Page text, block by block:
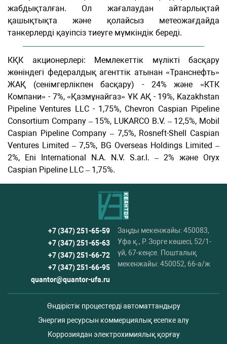
жабдықталған. Ол жағалаудан айтарлықтай
қашықтықта және қолайсыз метеожағдайда
танкерлерді қауіпсіз тиеуге мүмкіндік береді.
КҚК акционерлері: Мемлекеттік мүлікті басқару
жөніндегі федералдық агенттік атынан «Транснефть»
ЖАҚ (сенімгерлікпен басқару) - 24% және «КТК
Компани» - 7%, «Қазмұнайгаз» ҰК АҚ - 19%, Kazakhstan
Pipeline Ventures LLC - 1,75%, Chevron Caspian Pipeline
Consortium Company – 15%, LUKARCO B.V. – 12,5%, Mobil
Caspian Pipeline Company – 7,5%, Rosneft-Shell Caspian
Ventures Limited – 7,5%, BG Overseas Holdings Limited –
2%, Eni International N.A. N.V. S.ar.l. – 2% және Oryx
Caspian Pipeline LLC – 1,75%.
+7 (347) 251-65-59
+7 (347) 251-65-63
+7 (347) 251-66-72
+7 (347) 251-66-95
quantor@quantor-ufa.ru
Заңды мекенжайы: 450083,
Уфа қ., Р. Зорге көшесі, 52/1-
үй, 67-кеңсе. Пошталық
мекенжайы: 450052, 66-а/ж
Өндірістік процестерді автоматтандыру
Энергия ресурсын коммерциялық есепке алу
Коррозиядан электрохимиялық қорғау